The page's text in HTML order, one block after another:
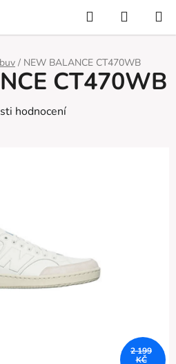
Hledat
KOŠÍK
/ NEW BALANCE CT470WB
CT470WB
hodnocení
2 199
KČ